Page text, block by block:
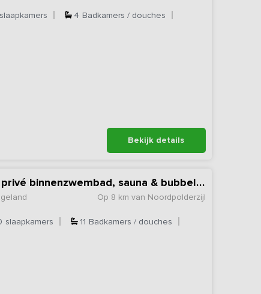
slaapkamers 4 Badkamers / douches
Bekijk details
Vakantiehuis inclusief privé binnenzwembad, sauna & bubbelbad
Op 8 km van Noordpolderzijl
slaapkamers 11 Badkamers / douches